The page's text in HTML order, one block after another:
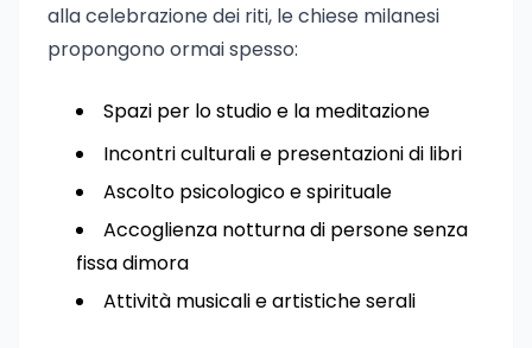
alla celebrazione dei riti, le chiese milanesi
propongono ormai spesso:
Spazi per lo studio e la meditazione
Incontri culturali e presentazioni di libri
Ascolto psicologico e spirituale
Accoglienza notturna di persone senza
fissa dimora
Attività musicali e artistiche serali